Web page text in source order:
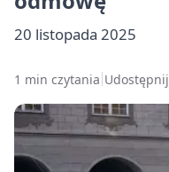
20 listopada 2025
1 min czytania Udostępnij